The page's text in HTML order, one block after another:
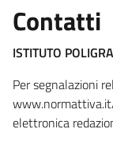
Contatti
ISTITUTO
Per segnalazioni
elettronica